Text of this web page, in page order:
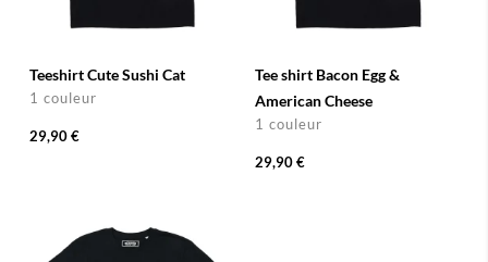
Teeshirt Cute Sushi Cat
1 couleur
29,90 €
Tee shirt Bacon Egg &
American Cheese
1 couleur
29,90 €